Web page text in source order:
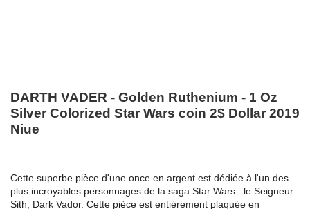
DARTH VADER - Golden Ruthenium - 1 Oz
Silver Colorized Star Wars coin 2$ Dollar 2019
Niue
Cette superbe pièce d'une once en argent est dédiée à l'un des
plus incroyables personnages de la saga Star Wars : le Seigneur
Sith, Dark Vador. Cette pièce est entièrement plaquée en